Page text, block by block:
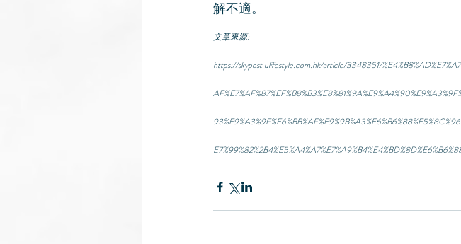
解不適。
文章來源:
https://skypost.ulifestyle.com.hk/article/3348351/